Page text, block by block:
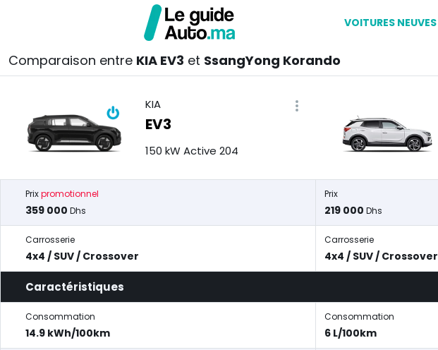
VOITURES NEUVES
Comparaison entre KIA EV3 et SsangYong Korando
KIA
EV3
150 kW Active 204
Prixpromotionnel
359 000 Dhs
Prix
219 000 Dhs
Carrosserie
4x4 / SUV / Crossover
Carrosserie
4x4 / SUV / Crossover
Caractéristiques
Consommation
14.9 kWh/100km
Consommation
6 L/100km